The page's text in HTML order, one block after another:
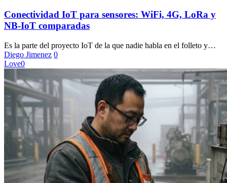
sensores:
WiFi,
4G,
y
NB-
IoT
comparadas
Conectividad IoT para sensores: WiFi, 4G, LoRa y
NB-IoT comparadas
Es la parte del proyecto IoT de la que nadie habla en el folleto y…
Diego Jimenez 0
Love0